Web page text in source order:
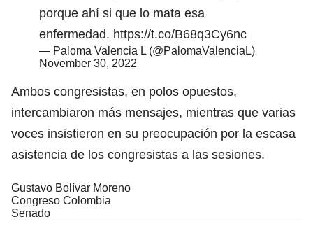
porque ahí si que lo mata esa
enfermedad. https://t.co/B68q3Cy6nc
— Paloma Valencia L (@PalomaValenciaL)
November 30, 2022
Ambos congresistas, en polos opuestos,
intercambiaron más mensajes, mientras que varias
voces insistieron en su preocupación por la escasa
asistencia de los congresistas a las sesiones.
Gustavo Bolívar Moreno
Congreso Colombia
Senado